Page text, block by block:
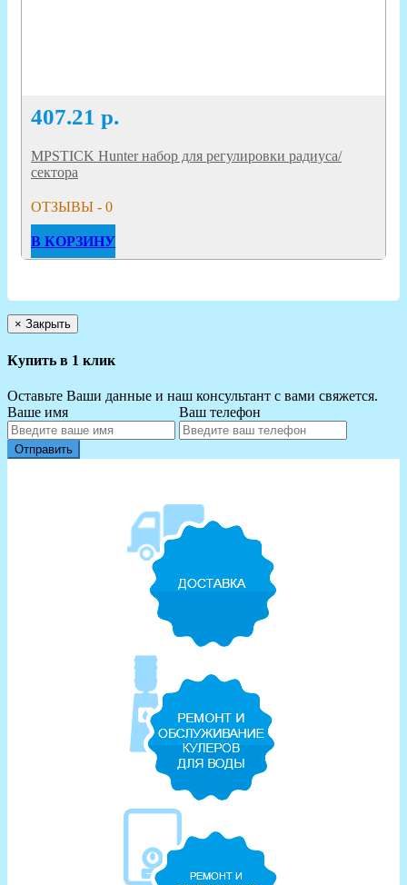
407.21 р.
MPSTICK Hunter набор для регулировки радиуса/
сектора
ОТЗЫВЫ - 0
В КОРЗИНУ
× Закрыть
Купить в 1 клик
Оставьте Ваши данные и наш консультант с вами свяжется.
Ваше имя
Ваш телефон
Отправить